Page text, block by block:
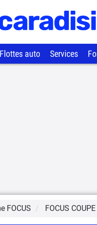
Flottes auto Services
FOCUS FOCUS